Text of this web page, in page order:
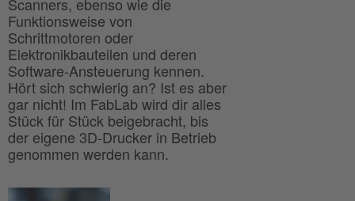
Scanners, ebenso wie die
Funktionsweise von
Schrittmotoren oder
Elektronikbauteilen und deren
Software-Ansteuerung kennen.
Hört sich schwierig an? Ist es aber
gar nicht! Im FabLab wird dir alles
Stück für Stück beigebracht, bis
der eigene 3D-Drucker in Betrieb
genommen werden kann.